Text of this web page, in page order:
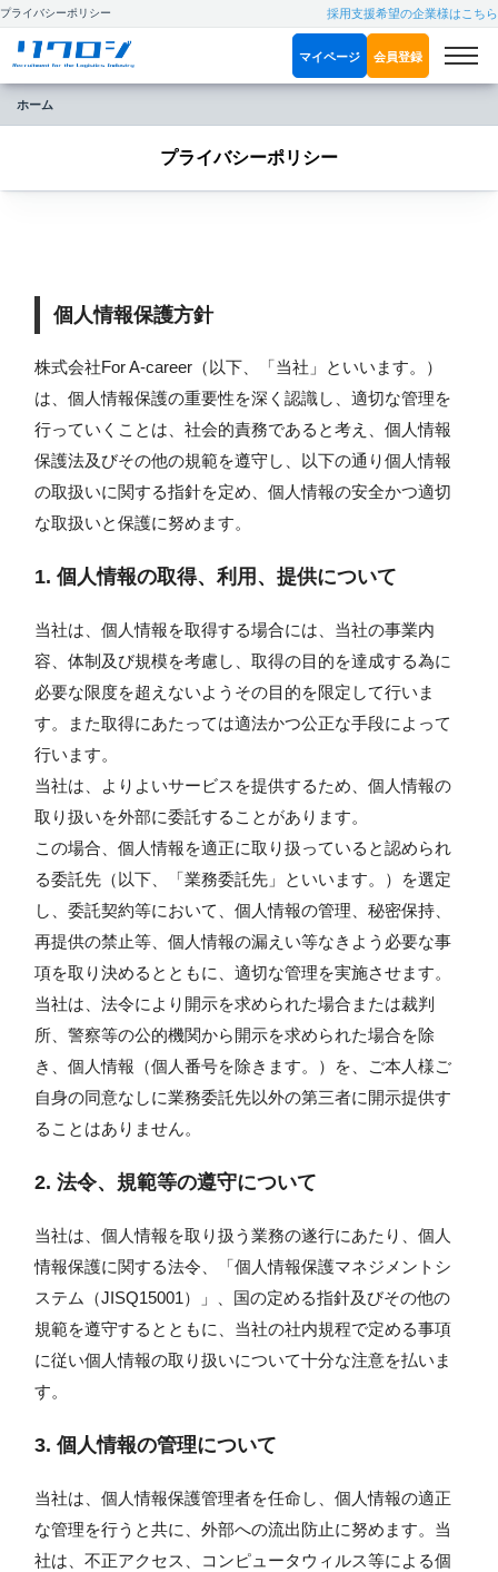
プライバシーポリシー 採用支援希望の企業様はこちら
マイページ 会員登録
ホーム
プライバシーポリシー
個人情報保護方針
株式会社For A-career（以下、「当社」といいます。）
は、個人情報保護の重要性を深く認識し、適切な管理を
行っていくことは、社会的責務であると考え、個人情報
保護法及びその他の規範を遵守し、以下の通り個人情報
の取扱いに関する指針を定め、個人情報の安全かつ適切
な取扱いと保護に努めます。
1. 個人情報の取得、利用、提供について
当社は、個人情報を取得する場合には、当社の事業内
容、体制及び規模を考慮し、取得の目的を達成する為に
必要な限度を超えないようその目的を限定して行いま
す。また取得にあたっては適法かつ公正な手段によって
行います。
当社は、よりよいサービスを提供するため、個人情報の
取り扱いを外部に委託することがあります。
この場合、個人情報を適正に取り扱っていると認められ
る委託先（以下、「業務委託先」といいます。）を選定
し、委託契約等において、個人情報の管理、秘密保持、
再提供の禁止等、個人情報の漏えい等なきよう必要な事
項を取り決めるとともに、適切な管理を実施させます。
当社は、法令により開示を求められた場合または裁判
所、警察等の公的機関から開示を求められた場合を除
き、個人情報（個人番号を除きます。）を、ご本人様ご
自身の同意なしに業務委託先以外の第三者に開示提供す
ることはありません。
2. 法令、規範等の遵守について
当社は、個人情報を取り扱う業務の遂行にあたり、個人
情報保護に関する法令、「個人情報保護マネジメントシ
ステム（JISQ15001）」、国の定める指針及びその他の
規範を遵守するとともに、当社の社内規程で定める事項
に従い個人情報の取り扱いについて十分な注意を払いま
す。
3. 個人情報の管理について
当社は、個人情報保護管理者を任命し、個人情報の適正
な管理を行うと共に、外部への流出防止に努めます。当
社は、不正アクセス、コンピュータウィルス等による個